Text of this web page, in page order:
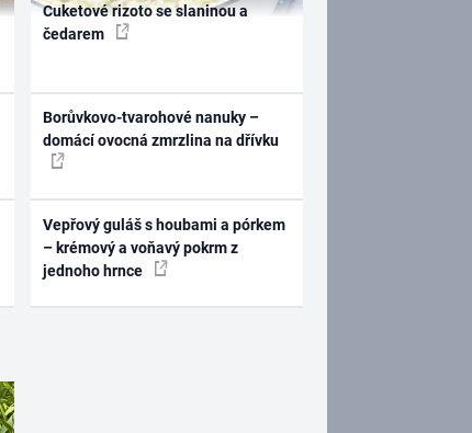
Cuketové rizoto se slaninou a
čedarem
Borůvkovo-tvarohové nanuky –
domácí ovocná zmrzlina na dřívku
Vepřový guláš s houbami a pórkem
– krémový a voňavý pokrm z
jednoho hrnce